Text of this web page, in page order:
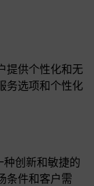
提供个性化和无
务选项和个性化
创新和敏捷的
条件和客户需